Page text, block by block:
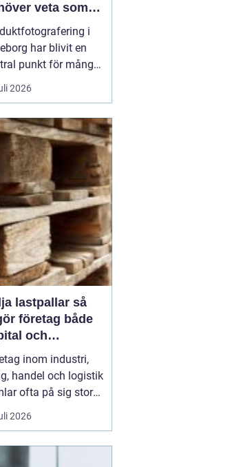
veta som
i
har blivit en
punkt för många
som söker att
sina produkter
Oavsett om det
om e-handel,
eller digital
2026
lastpallar så
företag både
och
inom industri,
handel och logistik
ofta på sig stora
lastpallar. De
plats, binder kapital
att
2026